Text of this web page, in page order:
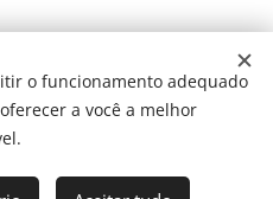
o funcionamento adequado
a você a melhor